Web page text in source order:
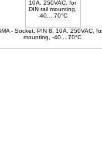
- Socket, PIN 8, 10A, 250VAC,
mounting, -40....70°C